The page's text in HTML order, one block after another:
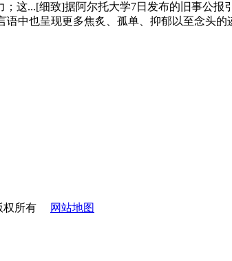
这...[细致]据阿尔托大学7日发布的旧事公
中也呈现更多焦炙、孤单、抑郁以至念头的
权所有 网站地图